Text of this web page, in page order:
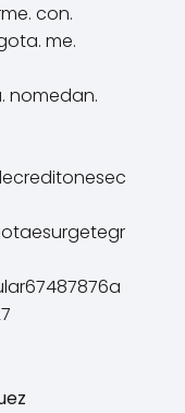
con.
me.
nomedan.